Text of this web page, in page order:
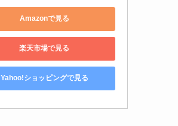
Amazonで見る
楽天市場で見る
Yahoo!ショッピングで見る